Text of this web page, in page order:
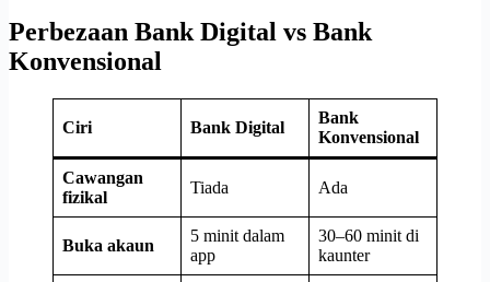
Perbezaan Bank Digital vs Bank
Konvensional
Ciri Bank Digital
Bank
Konvensional
Cawangan
fizikal
Tiada Ada
Buka akaun
5 minit dalam
app
30–60 minit di
kaunter